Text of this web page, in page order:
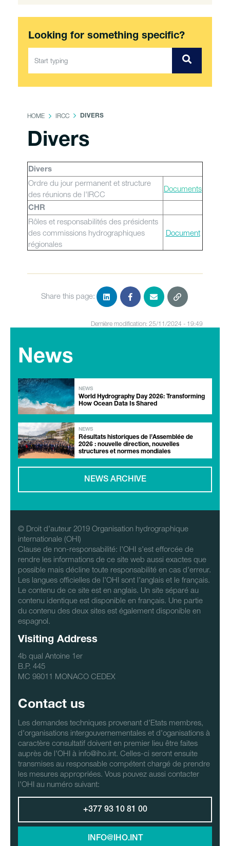
Looking for something specific?
HOME IRCC DIVERS
Divers
Divers
Ordre du jour permanent et structure
des réunions de l'IRCC
Documents
CHR
Rôles et responsabilités des présidents
des commissions hydrographiques
régionales
Document
Share this page:
Dernière modification: 25/11/2024 - 19:49
News
NEWS
World Hydrography Day 2026: Transforming
How Ocean Data Is Shared
NEWS
Résultats historiques de l’Assemblée de
2026 : nouvelle direction, nouvelles
structures et normes mondiales
NEWS ARCHIVE
© Droit d'auteur 2019 Organisation hydrographique
internationale (OHI)
Clause de non-responsabilité: l'OHI s'est efforcée de
rendre les informations de ce site web aussi exactes que
possible mais décline toute responsabilité en cas d'erreur.
Les langues officielles de l'OHI sont l'anglais et le français.
Le contenu de ce site est en anglais. Un site séparé au
contenu identique est disponible en français. Une partie
du contenu des deux sites est également disponible en
espagnol.
Visiting Address
4b qual Antoine 1er
B.P. 445
MC 98011 MONACO CEDEX
Contact us
Les demandes techniques provenant d'Etats membres,
d'organisations intergouvernementales et d'oganisations à
caractère consultatif doivent en premier lieu être faites
auprès de l'OHI à info@iho.int. Celles-ci seront ensuite
transmises au responsable compétent chargé de prendre
les mesures appropriées. Vous pouvez aussi contacter
l'OHI au numéro suivant:
+377 93 10 81 00
INFO@IHO.INT